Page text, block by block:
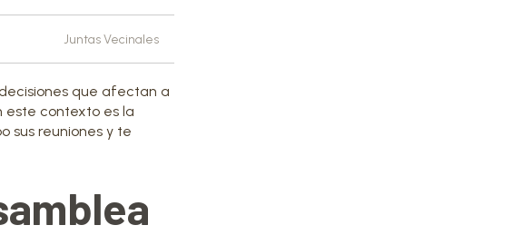
Juntas Vecinales
que afectan a
este contexto es la
sus reuniones y te